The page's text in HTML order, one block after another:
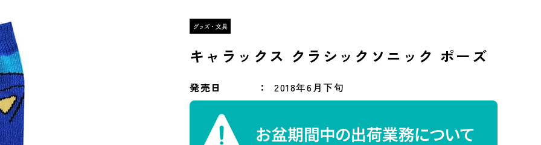
キャラックス クラシックソニック ポーズ
発売日 2018年6月下旬